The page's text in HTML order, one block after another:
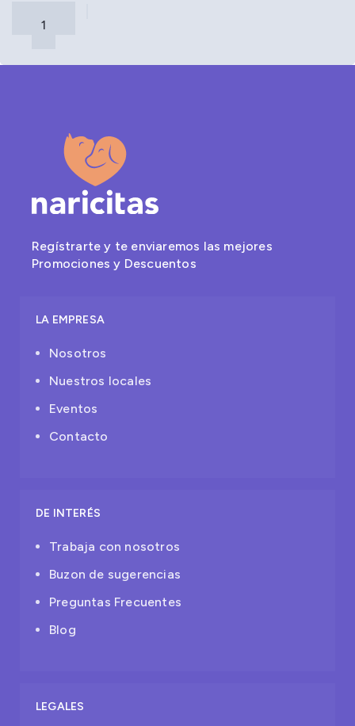
Regístrarte y te enviaremos las mejores
Promociones y Descuentos
LA EMPRESA
Nosotros
Nuestros locales
Eventos
Contacto
DE INTERÉS
Trabaja con nosotros
Buzon de sugerencias
Preguntas Frecuentes
Blog
LEGALES